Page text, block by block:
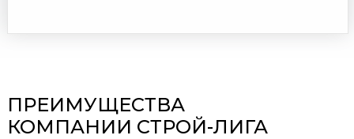
ПРЕИМУЩЕСТВА
КОМПАНИИ СТРОЙ-ЛИГА